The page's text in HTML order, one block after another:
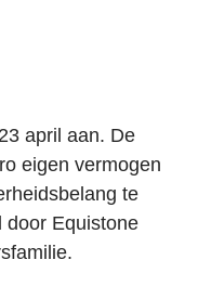
april aan. De
eigen vermogen
te
door Equistone